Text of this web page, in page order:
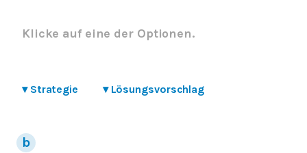
Klicke auf eine der Optionen.
▾ Strategie ▾ Lösungsvorschlag